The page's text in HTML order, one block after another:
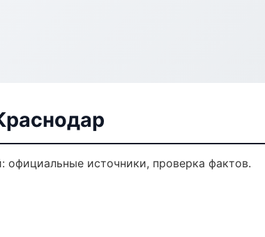
источники, проверка фактов.